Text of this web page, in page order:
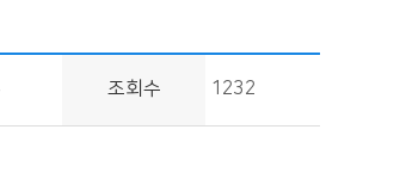
조회수 1232